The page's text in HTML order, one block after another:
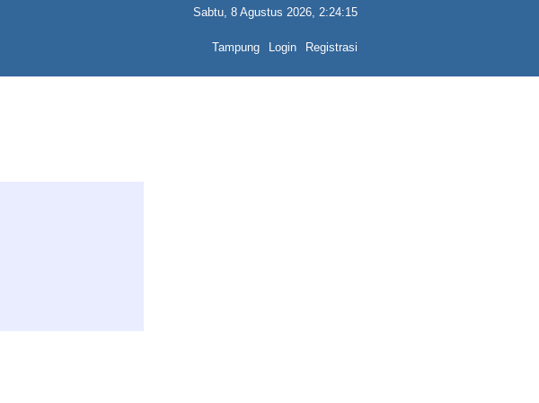
Sabtu, 8 Agustus 2026, 2:24:15
Tampung Login Registrasi